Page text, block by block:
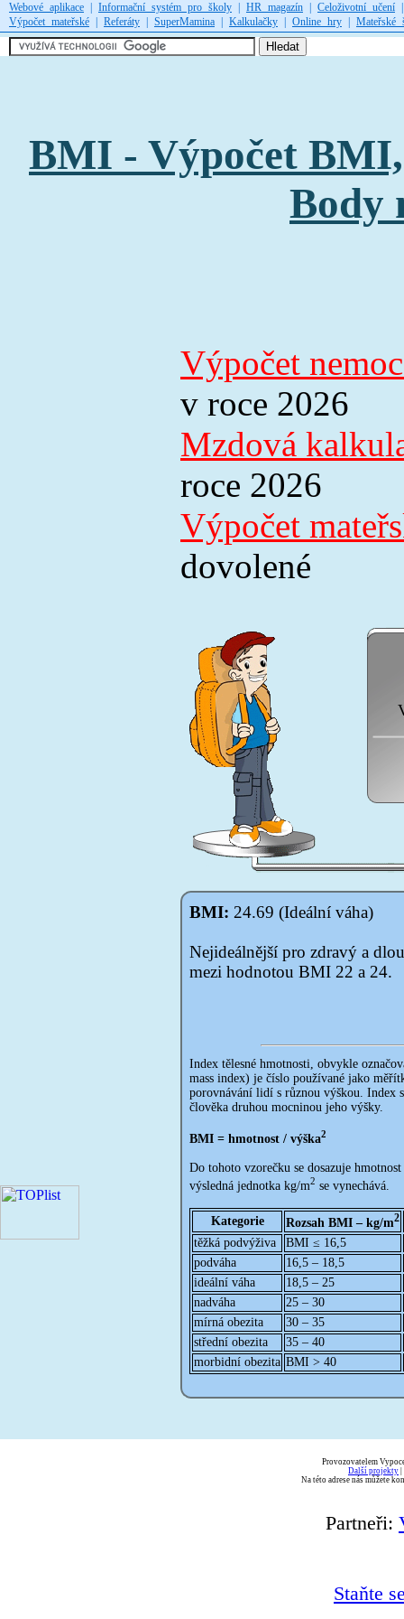
Webové aplikace Informační systém pro školy HR magazín Celoživotní učení
Výpočet mateřské
Referáty SuperMamina Kalkulačky Online hry Mateřské
BMI - Výpočet
Body
Výpočet
v roce 2026
Mzdová
roce 2026
Výpočet
dovolené
BMI: 24.69 (Ideální váha)
Nejideálnější pro zdravý a
mezi hodnotou BMI 22 a 24.
Index tělesné hmotnosti, obvykle
mass index) je číslo používané jako
porovnávání lidí s různou výškou. Index
člověka druhou mocninou jeho výšky.
BMI = hmotnost / výška2
Do tohoto vzorečku se dosazuje
výsledná jednotka kg/m2 se vynechává.
Kategorie Rozsah BMI – kg/m2
těžká podvýživa
BMI ≤ 16,5
podváha
16,5 – 18,5
ideální váha
18,5 – 25
nadváha
25 – 30
mírná obezita
30 – 35
střední obezita
35 – 40
morbidní obezita BMI > 40
Provozovatelem
Další projekty
Na této adrese nás můžete
Partneři:
Staňte